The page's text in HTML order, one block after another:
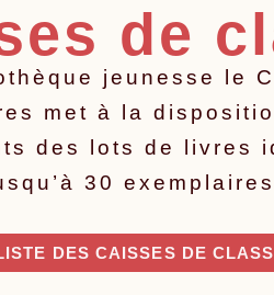
de
jeunesse le
met à la
des lots de livres
30
DES CAISSES DE